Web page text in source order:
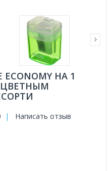
НА 1
ЦВЕТНЫМ
| Написать отзыв